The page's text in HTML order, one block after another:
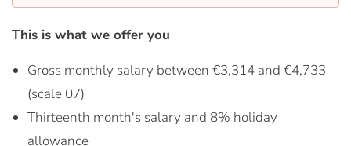
This is what we offer you
Gross monthly salary between €3,314 and €4,733
(scale 07)
Thirteenth month's salary and 8% holiday
allowance